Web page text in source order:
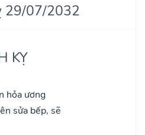
29/07/2032
KỴ
hỏa ương
sửa bếp, sẽ